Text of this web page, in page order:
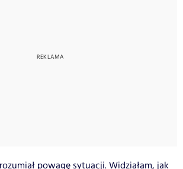
powagę sytuacji. Widziałam, jak